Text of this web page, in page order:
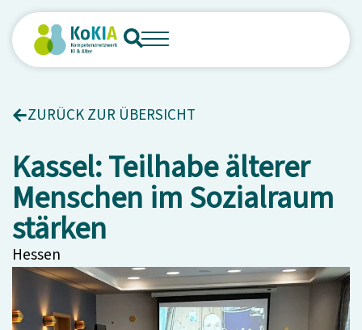
ZURÜCK ZUR ÜBERSICHT
Kassel: Teilhabe älterer
Menschen im Sozialraum
stärken
Hessen